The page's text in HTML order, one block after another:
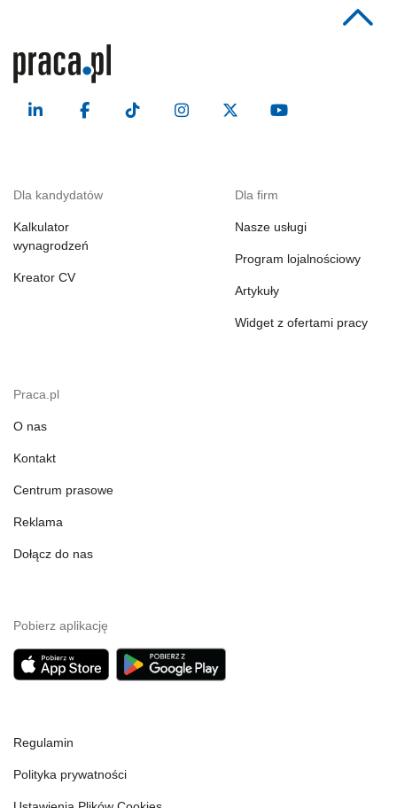
Dla kandydatów
Kalkulator
wynagrodzeń
Kreator CV
Dla firm
Nasze usługi
Program lojalnościowy
Artykuły
Widget z ofertami pracy
Praca.pl
O nas
Kontakt
Centrum prasowe
Reklama
Dołącz do nas
Pobierz aplikację
Regulamin
Polityka prywatności